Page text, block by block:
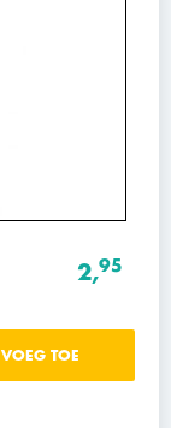
2,95
VOEG TOE